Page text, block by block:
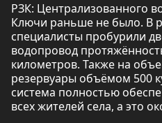
РЗК: Централизованного
Ключи раньше не было. В
специалисты пробурили
водопровод
километров. Также на
резервуары объёмом 500
система полностью
всех жителей села, а это